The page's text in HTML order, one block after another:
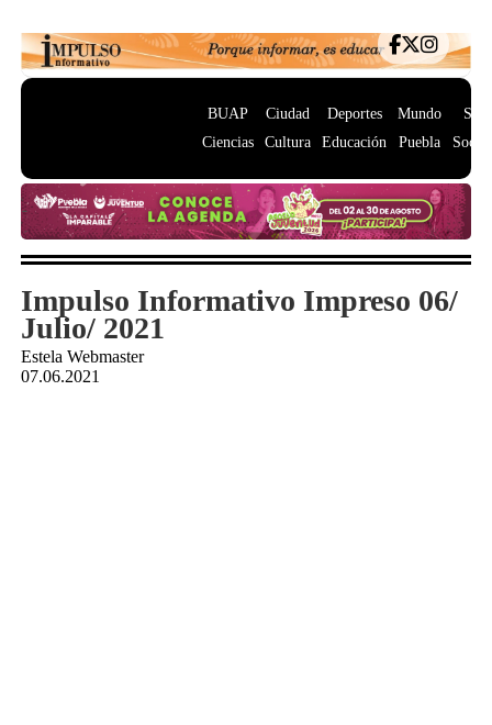
BUAP
Ciencias
Ciudad
Cultura
Deportes
Educación
Mundo
Puebla
Impulso Informativo Impreso 06/
Julio/ 2021
Estela Webmaster
07.06.2021